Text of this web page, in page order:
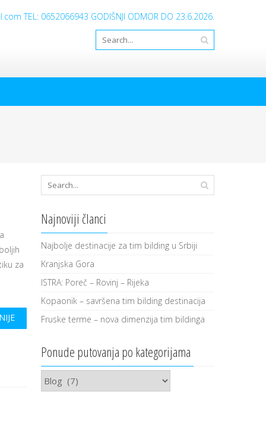
TEL: 0652066943 GODIŠNJI ODMOR DO 23.6.2026.
za
Najnoviji članci
Najbolje destinacije za tim bilding u Srbiji
Kranjska Gora
ISTRA: Poreč – Rovinj – Rijeka
Kopaonik – savršena tim bilding destinacija
Fruske terme – nova dimenzija tim bildinga
Ponude putovanja po kategorijama
Ponude
putovanja